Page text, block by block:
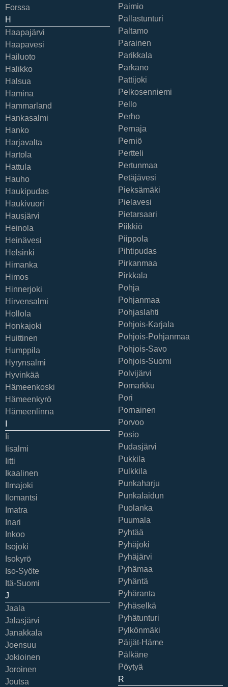
Forssa
H
Haapajärvi
Haapavesi
Hailuoto
Halikko
Halsua
Hamina
Hammarland
Hankasalmi
Hanko
Harjavalta
Hartola
Hattula
Hauho
Haukipudas
Haukivuori
Hausjärvi
Heinola
Heinävesi
Helsinki
Himanka
Himos
Hinnerjoki
Hirvensalmi
Hollola
Honkajoki
Huittinen
Humppila
Hyrynsalmi
Hyvinkää
Hämeenkoski
Hämeenkyrö
Hämeenlinna
Ii
Iisalmi
Iitti
Ikaalinen
Ilmajoki
Ilomantsi
Imatra
Inari
Inkoo
Isojoki
Isokyrö
Iso-Syöte
Itä-Suomi
J
Jaala
Jalasjärvi
Janakkala
Joensuu
Jokioinen
Joroinen
Joutsa
Paimio
Pallastunturi
Paltamo
Parainen
Parikkala
Parkano
Pattijoki
Pelkosenniemi
Pello
Perho
Pernaja
Perniö
Pertteli
Pertunmaa
Petäjävesi
Pieksämäki
Pielavesi
Pietarsaari
Piikkiö
Piippola
Pihtipudas
Pirkanmaa
Pirkkala
Pohja
Pohjanmaa
Pohjaslahti
Pohjois-Karjala
Pohjois-Pohjanmaa
Pohjois-Savo
Pohjois-Suomi
Polvijärvi
Pomarkku
Pori
Pornainen
Porvoo
Posio
Pudasjärvi
Pukkila
Pulkkila
Punkaharju
Punkalaidun
Puolanka
Puumala
Pyhtää
Pyhäjoki
Pyhäjärvi
Pyhämaa
Pyhäntä
Pyhäranta
Pyhäselkä
Pyhätunturi
Pylkönmäki
Päijät-Häme
Pälkäne
Pöytyä
R